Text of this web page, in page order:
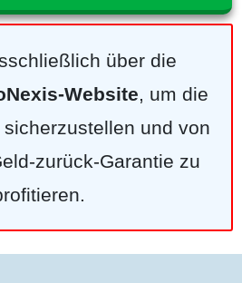
über die
Website, um die
und von
zurück-Garantie zu